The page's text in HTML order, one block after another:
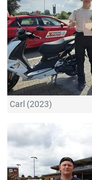
Carl (2023)